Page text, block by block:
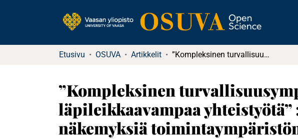
Etusivu OSUVA Artikkelit ”Kompleksinen turvallisuusympäristö vaatii ketterämpää ja läpileikkaavampaa yhteistyötä” : Turvallisuusalan päällystöopiskelijoiden näkemyksiä toimintaympäristön kompleksisuudesta
”Kompleksinen
läpileikkaavampaa
näkemyksiä